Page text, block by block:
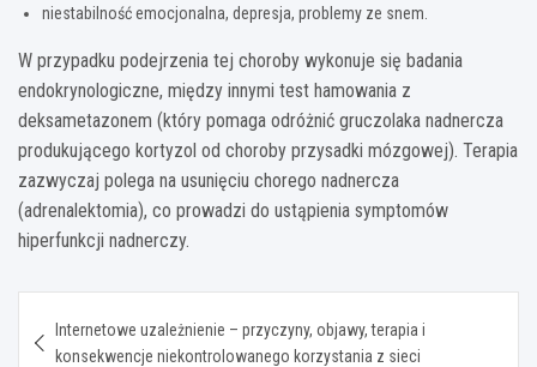
niestabilność emocjonalna, depresja, problemy ze snem.
W przypadku podejrzenia tej choroby wykonuje się badania
endokrynologiczne, między innymi test hamowania z
deksametazonem (który pomaga odróżnić gruczolaka nadnercza
produkującego kortyzol od choroby przysadki mózgowej). Terapia
zazwyczaj polega na usunięciu chorego nadnercza
(adrenalektomia), co prowadzi do ustąpienia symptomów
hiperfunkcji nadnerczy.
wpisu
Internetowe uzależnienie – przyczyny, objawy, terapia i
konsekwencje niekontrolowanego korzystania z sieci